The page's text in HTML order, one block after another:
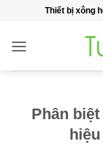
nội
Thiết bị xông
Phân